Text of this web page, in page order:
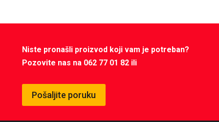
Niste pronašli proizvod koji vam je potreban?
Pozovite nas na 062 77 01 82 ili
Pošaljite poruku